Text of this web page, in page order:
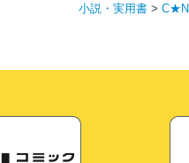
小説・実用書 >